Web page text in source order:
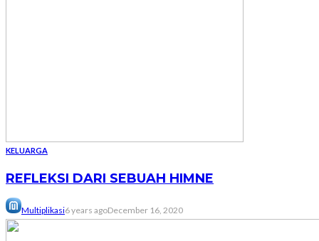
KELUARGA
REFLEKSI DARI SEBUAH HIMNE
Multiplikasi6 years agoDecember 16, 2020